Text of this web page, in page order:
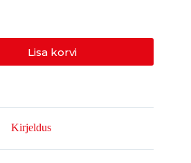
Lisa korvi
Kirjeldus